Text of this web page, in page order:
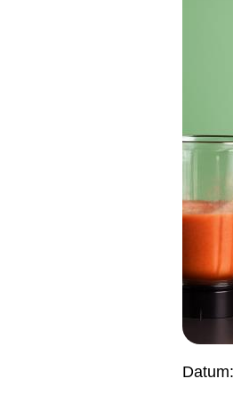
Datum: